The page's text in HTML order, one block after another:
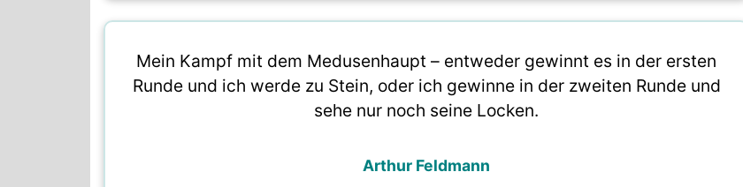
Mein Kampf mit dem Medusenhaupt – entweder gewinnt es in der ersten
Runde und ich werde zu Stein, oder ich gewinne in der zweiten Runde und
sehe nur noch seine Locken.
Arthur Feldmann